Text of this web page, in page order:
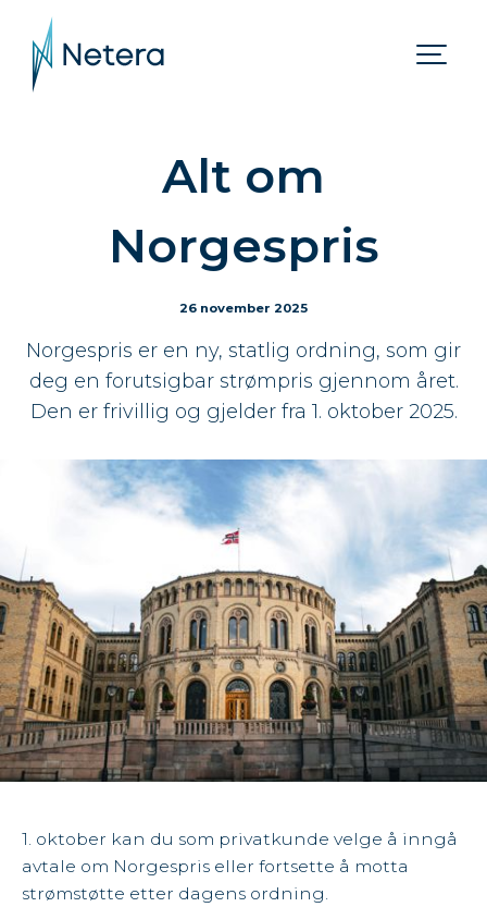
Alt om
Norgespris
26 november 2025
Norgespris er en ny, statlig ordning, som gir
deg en forutsigbar strømpris gjennom året.
Den er frivillig og gjelder fra 1. oktober 2025.
1. oktober kan du som privatkunde velge å inngå
avtale om Norgespris eller fortsette å motta
strømstøtte etter dagens ordning.